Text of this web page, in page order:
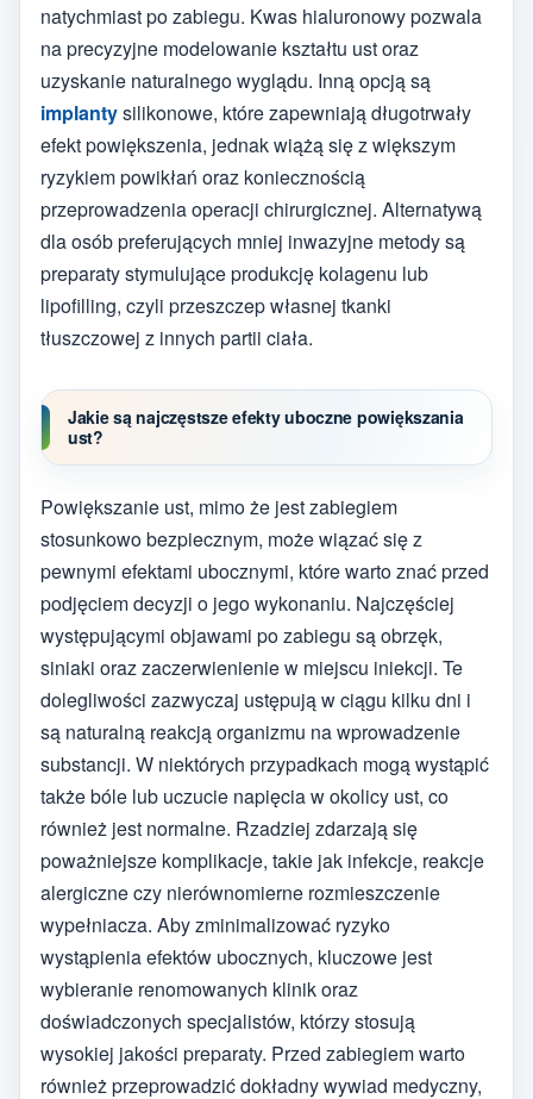
natychmiast po zabiegu. Kwas hialuronowy pozwala
na precyzyjne modelowanie kształtu ust oraz
uzyskanie naturalnego wyglądu. Inną opcją są
implantysilikonowe, które zapewniają długotrwały
efekt powiększenia, jednak wiążą się z większym
ryzykiem powikłań oraz koniecznością
przeprowadzenia operacji chirurgicznej. Alternatywą
dla osób preferujących mniej inwazyjne metody są
preparaty stymulujące produkcję kolagenu lub
lipofilling, czyli przeszczep własnej tkanki
tłuszczowej z innych partii ciała.
Jakie są najczęstsze efekty uboczne powiększania
ust?
Powiększanie ust, mimo że jest zabiegiem
stosunkowo bezpiecznym, może wiązać się z
pewnymi efektami ubocznymi, które warto znać przed
podjęciem decyzji o jego wykonaniu. Najczęściej
występującymi objawami po zabiegu są obrzęk,
siniaki oraz zaczerwienienie w miejscu iniekcji. Te
dolegliwości zazwyczaj ustępują w ciągu kilku dni i
są naturalną reakcją organizmu na wprowadzenie
substancji. W niektórych przypadkach mogą wystąpić
także bóle lub uczucie napięcia w okolicy ust, co
również jest normalne. Rzadziej zdarzają się
poważniejsze komplikacje, takie jak infekcje, reakcje
alergiczne czy nierównomierne rozmieszczenie
wypełniacza. Aby zminimalizować ryzyko
wystąpienia efektów ubocznych, kluczowe jest
wybieranie renomowanych klinik oraz
doświadczonych specjalistów, którzy stosują
wysokiej jakości preparaty. Przed zabiegiem warto
również przeprowadzić dokładny wywiad medyczny,